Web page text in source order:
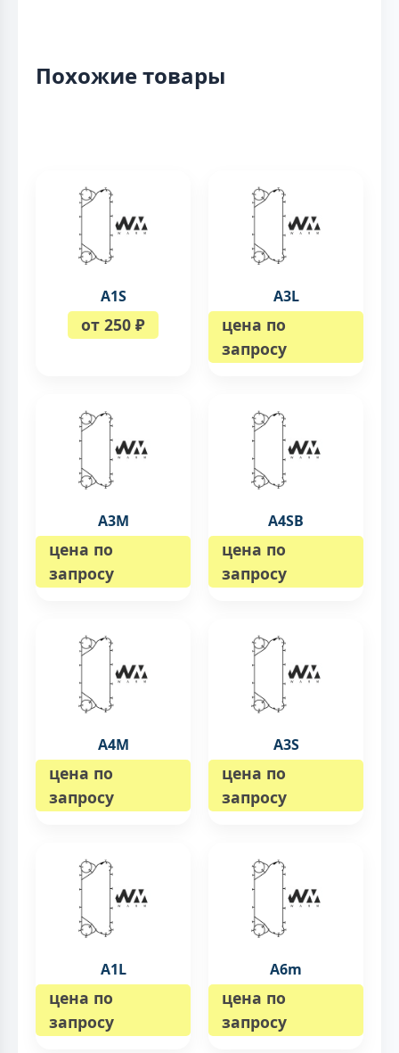
Похожие товары
A1S
от 250 ₽
A3L
цена по
запросу
A3M
цена по
запросу
A4SB
цена по
запросу
A4M
цена по
запросу
A3S
цена по
запросу
A1L
цена по
запросу
A6m
цена по
запросу